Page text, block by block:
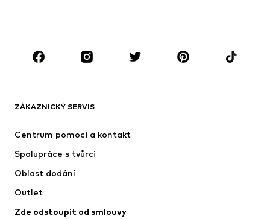
ZNAČKY
ADIDAS ORIGINALS
NIKE
ZÁKAZNICKÝ SERVIS
Centrum pomoci a kontakt
Spolupráce s tvůrci
Oblast dodání
Outlet
Zde odstoupit od smlouvy